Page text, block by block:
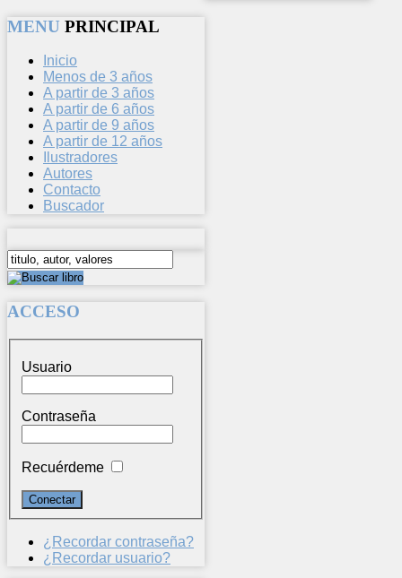
MENU PRINCIPAL
Inicio
Menos de 3 años
A partir de 3 años
A partir de 6 años
A partir de 9 años
A partir de 12 años
Ilustradores
Autores
Contacto
Buscador
ACCESO
Usuario
Contraseña
Recuérdeme
¿Recordar contraseña?
¿Recordar usuario?